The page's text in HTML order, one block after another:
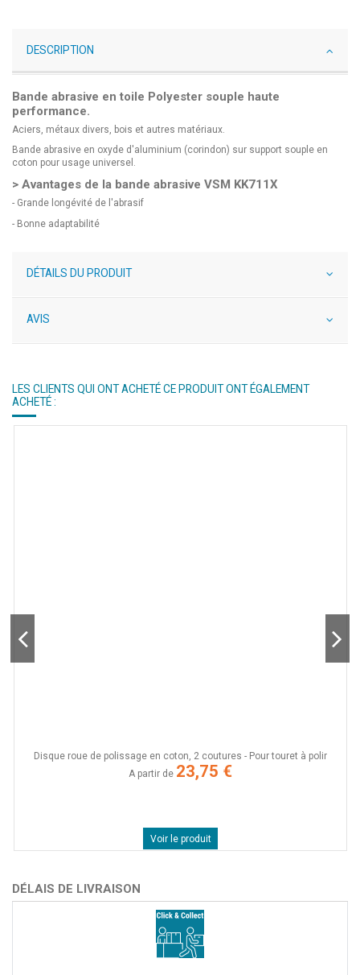
DESCRIPTION
Bande abrasive en toile Polyester souple haute
performance.
Aciers, métaux divers, bois et autres matériaux.
Bande abrasive en oxyde d'aluminium (corindon) sur support souple en
coton pour usage universel.
> Avantages de la bande abrasive VSM KK711X
- Grande longévité de l'abrasif
- Bonne adaptabilité
DÉTAILS DU PRODUIT
AVIS
LES CLIENTS QUI ONT ACHETÉ CE PRODUIT ONT ÉGALEMENT
ACHETÉ :
Disque roue de polissage en coton, 2 coutures - Pour touret à polir
A partir de 23,75 €
Voir le produit
DÉLAIS DE LIVRAISON